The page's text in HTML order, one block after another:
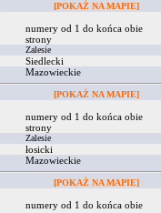
[POKAŻ NA MAPIE]
numery od 1 do końca obie
strony
Zalesie
Siedlecki
Mazowieckie
[POKAŻ NA MAPIE]
numery od 1 do końca obie
strony
Zalesie
łosicki
Mazowieckie
[POKAŻ NA MAPIE]
numery od 1 do końca obie